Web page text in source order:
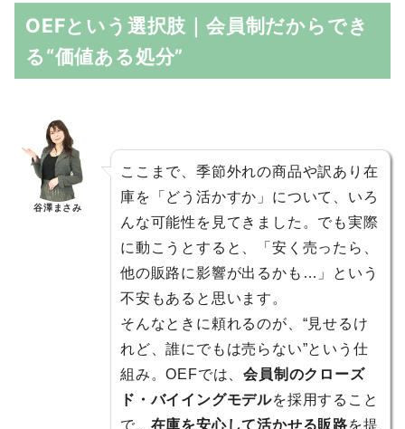
OEFという選択肢｜会員制だからでき
る“価値ある処分”
谷澤まさみ
ここまで、季節外れの商品や訳あり在
庫を「どう活かすか」について、いろ
んな可能性を見てきました。でも実際
に動こうとすると、「安く売ったら、
他の販路に影響が出るかも…」という
不安もあると思います。
そんなときに頼れるのが、“見せるけ
れど、誰にでもは売らない”という仕
組み。OEFでは、会員制のクローズ
ド・バイイングモデルを採用すること
で、 在庫を安心して活かせる販路を提